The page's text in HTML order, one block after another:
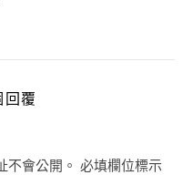
回覆
不會公開。 必填欄位標示